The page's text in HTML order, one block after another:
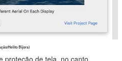
Helito Bijora)
proteção de tela, no canto